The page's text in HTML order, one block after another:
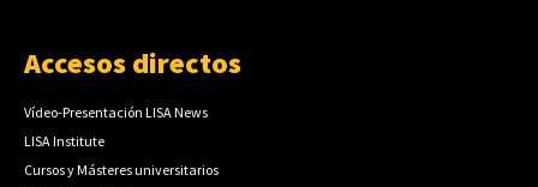
Accesos directos
Vídeo-Presentación LISA News
LISA Institute
Cursos y Másteres universitarios